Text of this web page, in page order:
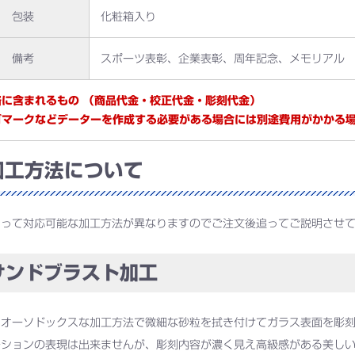
包装 化粧箱入り
備考 スポーツ表彰、企業表彰、周年記念、メモリアル
含まれるもの （商品代金・校正代金・彫刻代金）
ークなどデーターを作成する必要がある場合には別途費用がかかる
方法について
て対応可能な加工方法が異なりますのでご注文後追ってご説明させ
ドブラスト加工
ーソドックスな加工方法で微細な砂粒を拭き付けてガラス表面を彫
ョンの表現は出来ませんが、彫刻内容が濃く見え高級感がある美し